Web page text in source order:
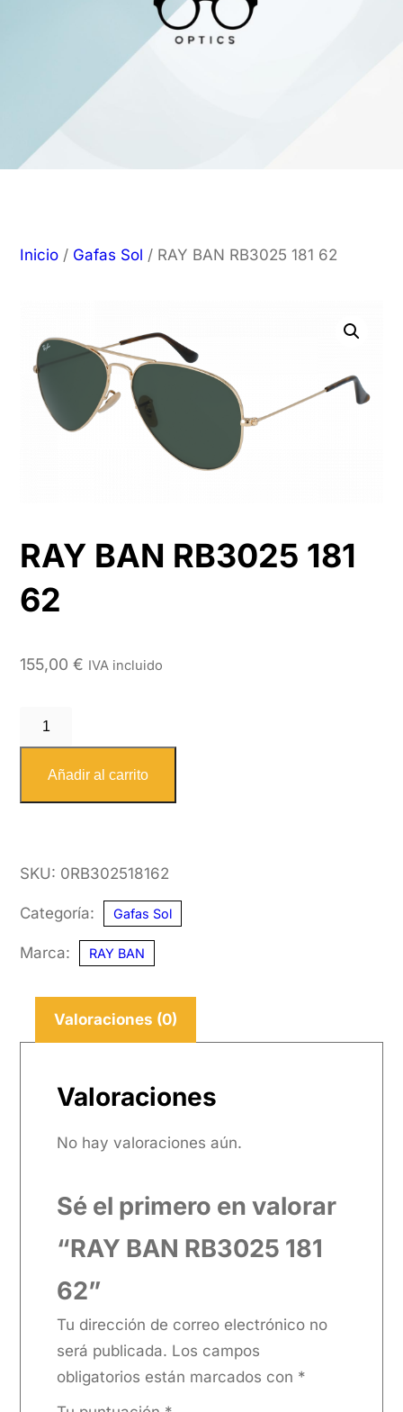
Inicio / Gafas Sol / RAY BAN RB3025 181 62
RAY BAN RB3025 181
62
155,00€ IVA incluido
RAY
BAN
RB3025
Añadir al carrito
SKU: 0RB302518162
Categoría: Gafas Sol
Marca: RAY BAN
Valoraciones (0)
Valoraciones
No hay valoraciones aún.
Sé el primero en valorar
“RAY BAN RB3025 181
62”
Tu dirección de correo electrónico no
será publicada. Los campos
obligatorios están marcados con *